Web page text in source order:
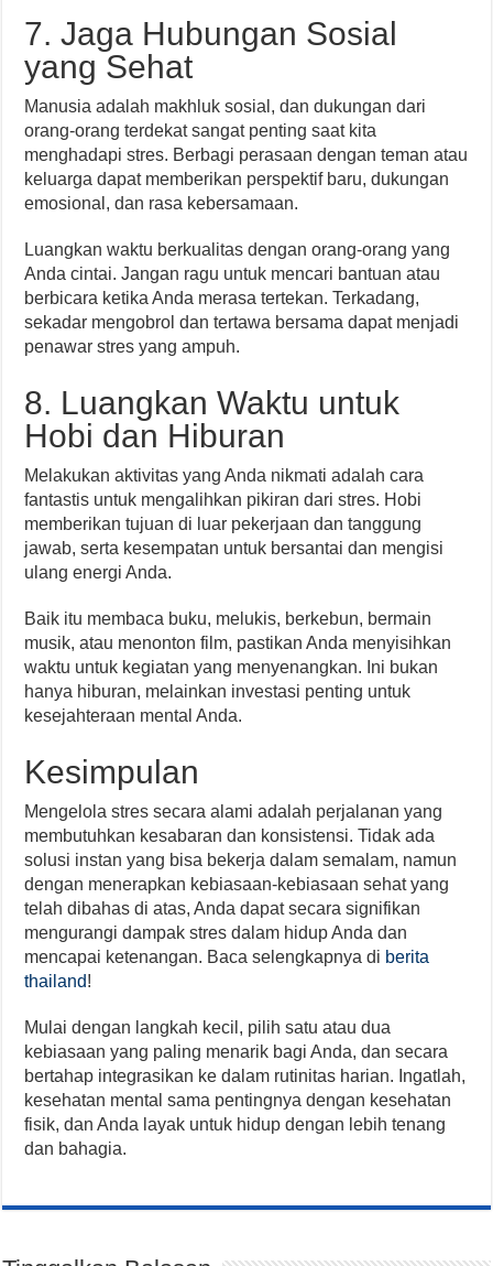
7. Jaga Hubungan Sosial
yang Sehat
Manusia adalah makhluk sosial, dan dukungan dari
orang-orang terdekat sangat penting saat kita
menghadapi stres. Berbagi perasaan dengan teman atau
keluarga dapat memberikan perspektif baru, dukungan
emosional, dan rasa kebersamaan.
Luangkan waktu berkualitas dengan orang-orang yang
Anda cintai. Jangan ragu untuk mencari bantuan atau
berbicara ketika Anda merasa tertekan. Terkadang,
sekadar mengobrol dan tertawa bersama dapat menjadi
penawar stres yang ampuh.
8. Luangkan Waktu untuk
Hobi dan Hiburan
Melakukan aktivitas yang Anda nikmati adalah cara
fantastis untuk mengalihkan pikiran dari stres. Hobi
memberikan tujuan di luar pekerjaan dan tanggung
jawab, serta kesempatan untuk bersantai dan mengisi
ulang energi Anda.
Baik itu membaca buku, melukis, berkebun, bermain
musik, atau menonton film, pastikan Anda menyisihkan
waktu untuk kegiatan yang menyenangkan. Ini bukan
hanya hiburan, melainkan investasi penting untuk
kesejahteraan mental Anda.
Kesimpulan
Mengelola stres secara alami adalah perjalanan yang
membutuhkan kesabaran dan konsistensi. Tidak ada
solusi instan yang bisa bekerja dalam semalam, namun
dengan menerapkan kebiasaan-kebiasaan sehat yang
telah dibahas di atas, Anda dapat secara signifikan
mengurangi dampak stres dalam hidup Anda dan
mencapai ketenangan. Baca selengkapnya di berita
thailand!
Mulai dengan langkah kecil, pilih satu atau dua
kebiasaan yang paling menarik bagi Anda, dan secara
bertahap integrasikan ke dalam rutinitas harian. Ingatlah,
kesehatan mental sama pentingnya dengan kesehatan
fisik, dan Anda layak untuk hidup dengan lebih tenang
dan bahagia.